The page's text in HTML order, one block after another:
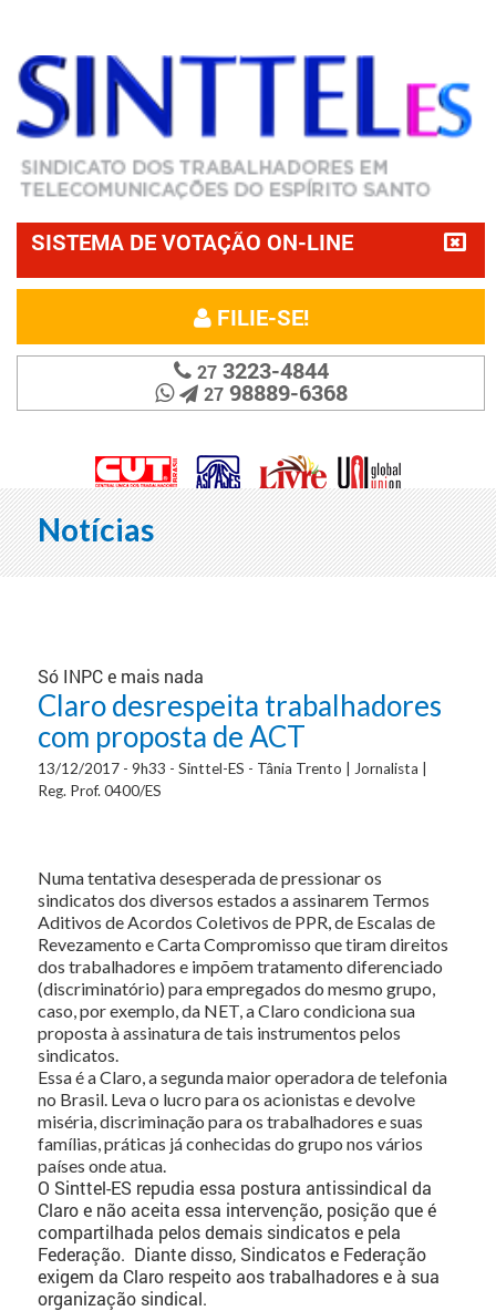
SISTEMA DE VOTAÇÃO ON-LINE
FILIE-SE!
273223-4844
2798889-6368
Notícias
Só INPC e mais nada
Claro desrespeita trabalhadores
com proposta de ACT
13/12/2017 - 9h33 - Sinttel-ES - Tânia Trento | Jornalista |
Reg. Prof. 0400/ES
Numa tentativa desesperada de pressionar os
sindicatos dos diversos estados a assinarem Termos
Aditivos de Acordos Coletivos de PPR, de Escalas de
Revezamento e Carta Compromisso que tiram direitos
dos trabalhadores e impõem tratamento diferenciado
(discriminatório) para empregados do mesmo grupo,
caso, por exemplo, da NET, a Claro condiciona sua
proposta à assinatura de tais instrumentos pelos
sindicatos.
Essa é a Claro, a segunda maior operadora de telefonia
no Brasil. Leva o lucro para os acionistas e devolve
miséria, discriminação para os trabalhadores e suas
famílias, práticas já conhecidas do grupo nos vários
países onde atua.
O Sinttel-ES repudia essa postura antissindical da
Claro e não aceita essa intervenção, posição que é
compartilhada pelos demais sindicatos e pela
Federação. Diante disso, Sindicatos e Federação
exigem da Claro respeito aos trabalhadores e à sua
organização sindical.